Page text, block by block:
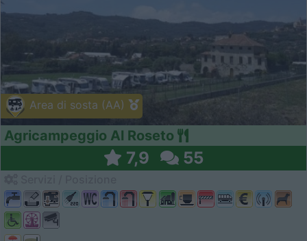
Area di sosta (AA)
Agricampeggio Al Roseto
7,9 55